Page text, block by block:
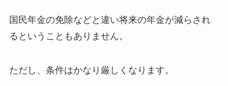
国民年金の免除などと違い将来の年金が減らされ
るということもありません。
ただし、条件はかなり厳しくなります。